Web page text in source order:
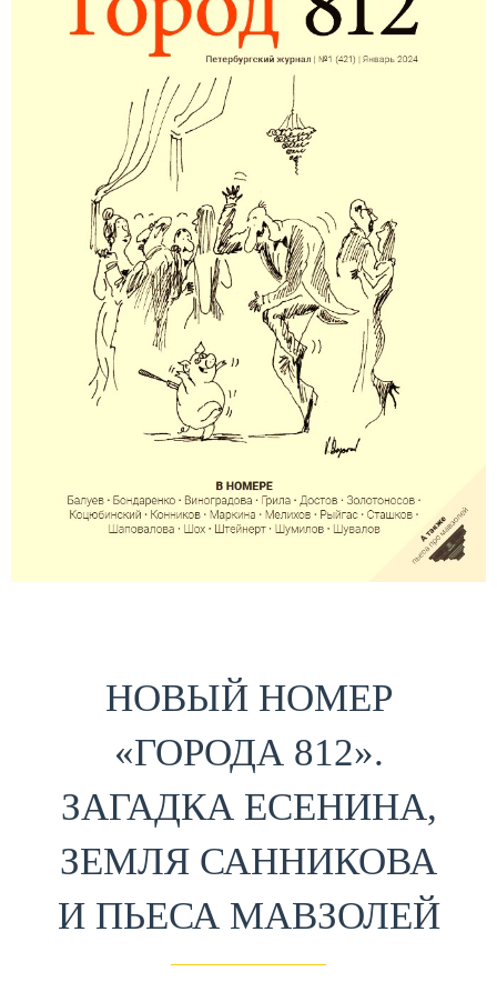
НОВЫЙ НОМЕР
«ГОРОДА 812».
ЗАГАДКА ЕСЕНИНА,
ЗЕМЛЯ САННИКОВА
И ПЬЕСА МАВЗОЛЕЙ